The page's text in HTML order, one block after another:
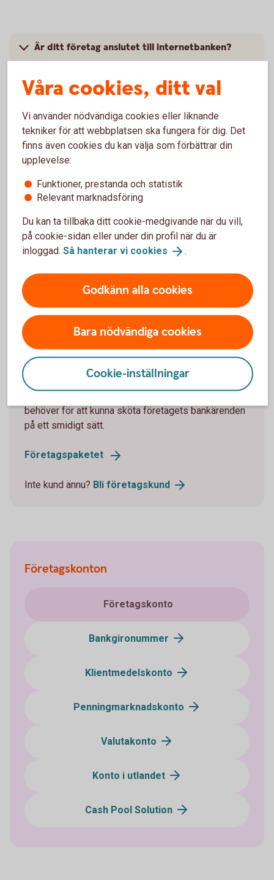
Är ditt företag anslutet till internetbanken?
Pris
Aktuella räntor på Företagskonto
Hur avslutar jag mitt Företagskonto?
Företagskonto ingår i vårt
företagspaket
behöver för att kunna sköta företagets bankärenden
på ett smidigt sätt.
Företagspaketet
Inte kund ännu? Bli företagskund
Tips!
Företagskonton
Företagskonto
Bankgironummer
Klientmedelskonto
Penningmarknadskonto
Valutakonto
Konto i utlandet
Cash Pool Solution
Våra cookies, ditt val
Vi använder nödvändiga cookies eller liknande
tekniker för att webbplatsen ska fungera för dig. Det
finns även cookies du kan välja som förbättrar din
upplevelse:
Funktioner, prestanda och statistik
Relevant marknadsföring
Du kan ta tillbaka ditt cookie-medgivande när du vill,
på cookie-sidan eller under din profil när du är
inloggad. Så hanterar vi cookies .
Godkänn alla cookies
Bara nödvändiga cookies
Cookie-inställningar